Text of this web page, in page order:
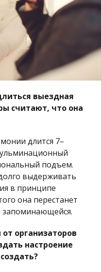
выездная
считают, что она
длится 7–
подъем.
выдерживать
в принципе
она перестанет
запоминающейся.
организаторов
настроение